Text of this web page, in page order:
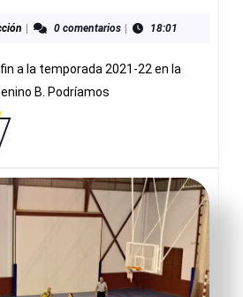
TEMPORADA
FEMENINO
N2
Redacción0 comentarios 18:01
a la temporada 2021-22 en la
B. Podríamos